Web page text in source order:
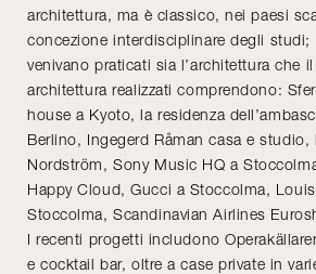
architettura, ma è classico, nei paesi
concezione interdisciplinare degli
venivano praticati sia l’architettura che
architettura realizzati comprendono:
house a Kyoto, la residenza
Berlino, Ingegerd Råman casa e studio,
Nordström, Sony Music HQ a
Happy Cloud, Gucci a Stoccolma,
Stoccolma, Scandinavian Airlines
I recenti progetti includono
e cocktail bar, oltre a case private in